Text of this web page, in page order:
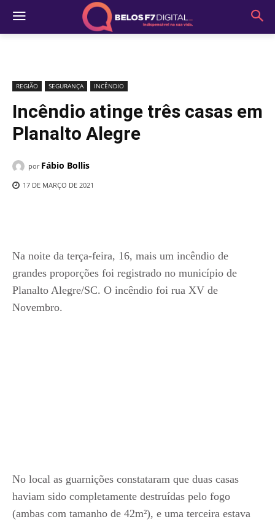
REGIÃO SEGURANÇA INCÊNDIO
Incêndio atinge três casas em
Planalto Alegre
por Fábio Bollis
17 DE MARÇO DE 2021
Na noite da terça-feira, 16, mais um incêndio de
grandes proporções foi registrado no município de
Planalto Alegre/SC. O incêndio foi rua XV de
Novembro.
No local as guarnições constataram que duas casas
haviam sido completamente destruídas pelo fogo
(ambas com tamanho de 42m²), e uma terceira estava